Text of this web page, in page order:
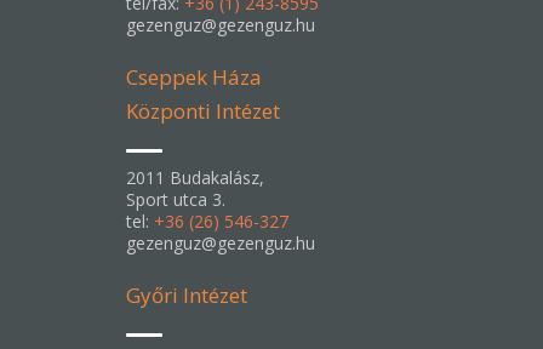
gezenguz@gezenguz.hu
Cseppek Háza
Központi Intézet
2011 Budakalász,
Sport utca 3.
tel: +36 (26) 546-327
gezenguz@gezenguz.hu
Győri Intézet